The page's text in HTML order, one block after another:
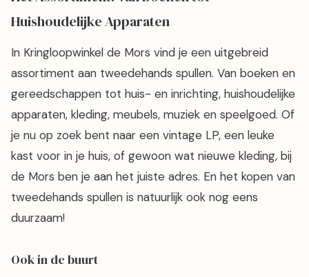
Huishoudelijke Apparaten
In Kringloopwinkel de Mors vind je een uitgebreid
assortiment aan tweedehands spullen. Van boeken en
gereedschappen tot huis- en inrichting, huishoudelijke
apparaten, kleding, meubels, muziek en speelgoed. Of
je nu op zoek bent naar een vintage LP, een leuke
kast voor in je huis, of gewoon wat nieuwe kleding, bij
de Mors ben je aan het juiste adres. En het kopen van
tweedehands spullen is natuurlijk ook nog eens
duurzaam!
Ook in de buurt